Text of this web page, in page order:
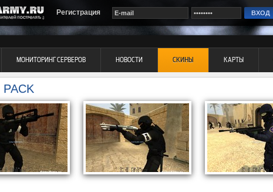
Регистрация
МОНИТОРИНГ СЕРВЕРОВ НОВОСТИ СКИНЫ КАРТЫ